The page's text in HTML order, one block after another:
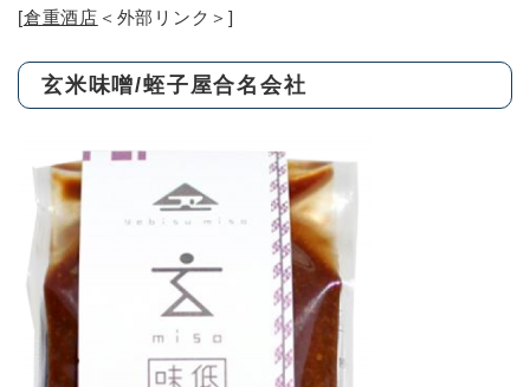
[倉重酒店 ＜外部リンク＞ ]
玄米味噌/蛭子屋合名会社